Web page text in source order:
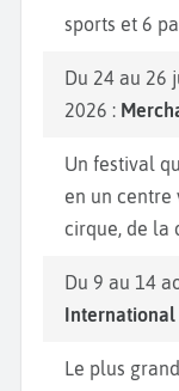
sports et 6
Du 24 au 26
2026 :
Un festival
en un centre
cirque, de la
Du 9 au 14
International
Le plus